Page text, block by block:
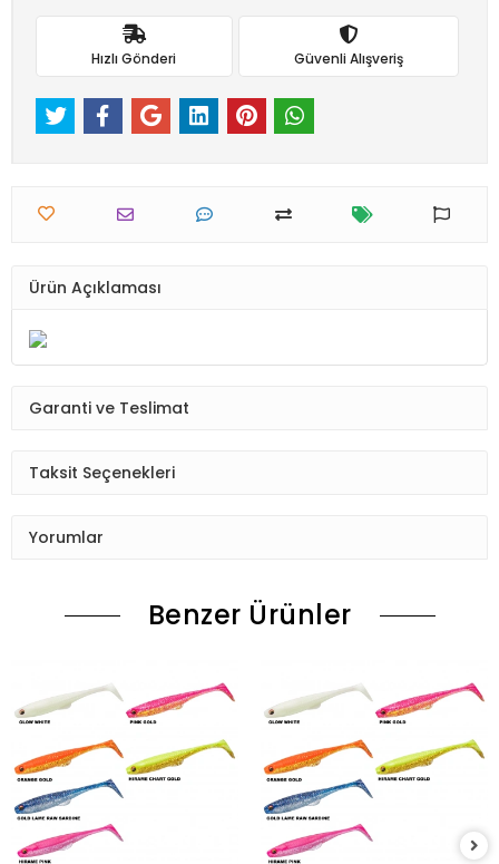
Hızlı Gönderi Güvenli Alışveriş
Ürün Açıklaması
Garanti ve Teslimat
Taksit Seçenekleri
Yorumlar
Benzer Ürünler